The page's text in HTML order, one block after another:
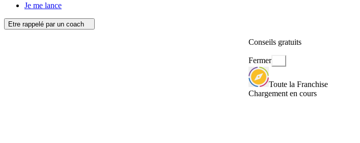
Je me lance
Etre rappelé par un coach
Conseils gratuits
Fermer
Toute la Franchise
Chargement en cours